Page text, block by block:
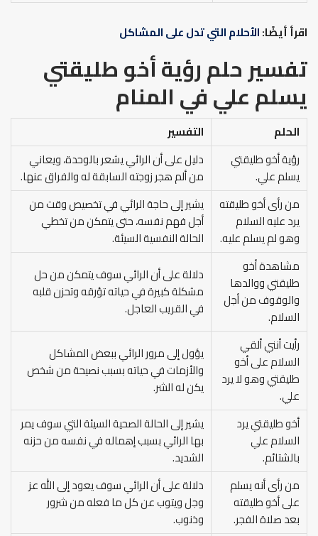
اقرأ أيضًا:الأحلام التي تدل على المشاكل
تفسير حلم رؤية أخو طليقتي
يسلم علي في المنام
الحلم
التفسير
رؤية أخو طليقتي
يسلم علي.
دليل على أن الرائي يشعر بالوحدة، ويعاني
من ألم هجر زوجته السابقة له والفراق عنها.
من رأى أخو طليقته
يرد عليه السلام
وهو لم يسلم عليه.
يشير إلى حاجة الرائي في تخصيص وقت من
أجل فهم نفسه، حتى يتمكن من تخطي
الحالة النفسية السيئة.
مشاهدة أخو
طليقتي ووالدها
والوقوف من أجل
السلام.
دلالة على أن الرائي سوف يتمكن من حل
مشكلة كبيرة في حياته تؤرقه وتحزن قلبه
في القريب العاجل.
رأيت أنني ألقي
السلام على أخو
طليقتي وهو لا يرد
علي.
يؤول إلى مرور الرائي ببعض المشاكل
والأزمات في حياته بسبب نصيحة من شخص
يكن له الشر.
أخو طليقتي يرد
السلام علي
بالشتائم.
يشير إلى الحالة الصحية السيئة التي سوف يمر
بها الرائي بسبب إهماله في نفسه من حزنه
الشديد.
من رأى أنه يسلم
على أخو طليقته
بعد صلاة الفجر.
دلالة على أن الرائي سوف يعود إلى الله عز
وجل ويتوب عن كل ما فعله من شرور
وذنوب.